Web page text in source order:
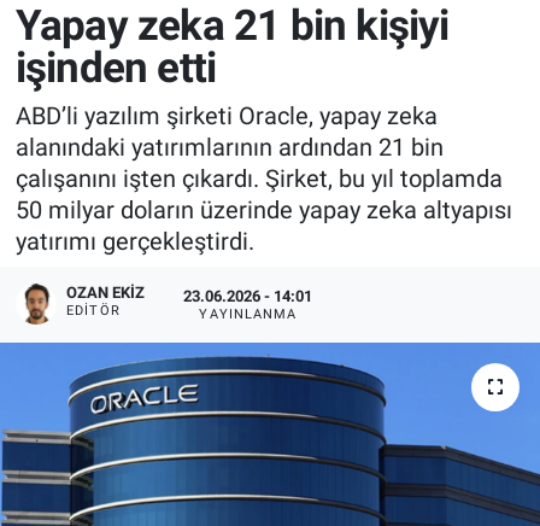
Yapay zeka 21 bin kişiyi
işinden etti
ABD’li yazılım şirketi Oracle, yapay zeka
alanındaki yatırımlarının ardından 21 bin
çalışanını işten çıkardı. Şirket, bu yıl toplamda
50 milyar doların üzerinde yapay zeka altyapısı
yatırımı gerçekleştirdi.
OZAN EKIZ
EDITÖR
23.06.2026 - 14:01
YAYINLANMA